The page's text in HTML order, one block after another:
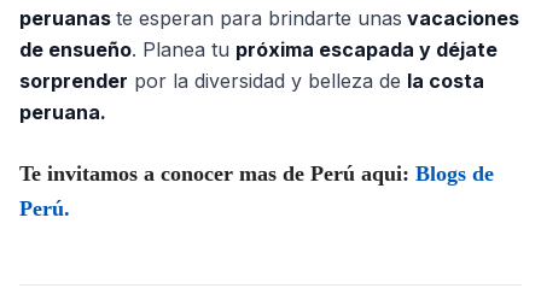
peruanas te esperan para brindarte unas vacaciones
de ensueño. Planea tu próxima escapada y déjate
sorprender por la diversidad y belleza de la costa
peruana.
Te invitamos a conocer mas de Perú aqui: Blogs de
Perú.